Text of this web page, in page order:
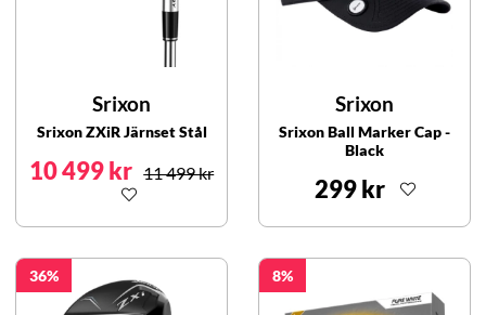
Srixon
Srixon ZXiR Järnset Stål
10 499 kr 11 499 kr
Srixon
Srixon Ball Marker Cap -
Black
299 kr
36 8